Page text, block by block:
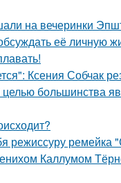
на вечеринки
её личную
Ксения Собчак
большинства
режиссуру ремейка
Каллумом